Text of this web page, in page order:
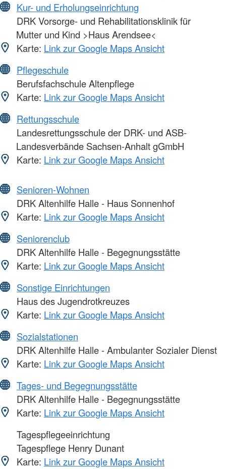
Kur- und Erholungseinrichtung
DRK Vorsorge- und Rehabilitationsklinik für
Mutter und Kind >Haus Arendsee<
Karte: Link zur Google Maps Ansicht
Pflegeschule
Berufsfachschule Altenpflege
Karte: Link zur Google Maps Ansicht
Rettungsschule
Landesrettungsschule der DRK- und ASB-
Landesverbände Sachsen-Anhalt gGmbH
Karte: Link zur Google Maps Ansicht
Senioren-Wohnen
DRK Altenhilfe Halle - Haus Sonnenhof
Karte: Link zur Google Maps Ansicht
Seniorenclub
DRK Altenhilfe Halle - Begegnungsstätte
Karte: Link zur Google Maps Ansicht
Sonstige Einrichtungen
Haus des Jugendrotkreuzes
Karte: Link zur Google Maps Ansicht
Sozialstationen
DRK Altenhilfe Halle - Ambulanter Sozialer Dienst
Karte: Link zur Google Maps Ansicht
Tages- und Begegnungsstätte
DRK Altenhilfe Halle - Begegnungsstätte
Karte: Link zur Google Maps Ansicht
Tagespflegeeinrichtung
Tagespflege Henry Dunant
Karte: Link zur Google Maps Ansicht